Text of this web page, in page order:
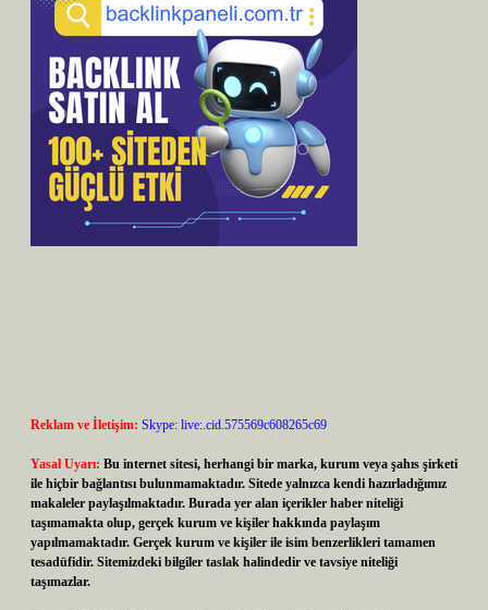
Reklam ve İletişim: Skype: live:.cid.575569c608265c69
Yasal Uyarı: Bu internet sitesi, herhangi bir marka, kurum veya şahıs şirketi
ile hiçbir bağlantısı bulunmamaktadır. Sitede yalnızca kendi hazırladığımız
makaleler paylaşılmaktadır. Burada yer alan içerikler haber niteliği
taşımamakta olup, gerçek kurum ve kişiler hakkında paylaşım
yapılmamaktadır. Gerçek kurum ve kişiler ile isim benzerlikleri tamamen
tesadüfidir. Sitemizdeki bilgiler taslak halindedir ve tavsiye niteliği
taşımazlar.